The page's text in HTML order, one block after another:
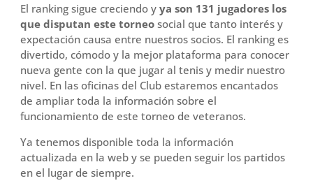
El ranking sigue creciendo yya son 131 jugadores los
que disputan este torneo social que tanto interés y
expectación causa entre nuestros socios. El ranking es
divertido, cómodo y la mejor plataforma para conocer
nueva gente con la que jugar al tenis y medir nuestro
nivel. En las oficinas del Club estaremos encantados
de ampliar toda la información sobre el
funcionamiento de este torneo de veteranos.
Ya tenemos disponible toda la información
actualizada en la web y se pueden seguir los partidos
en el lugar de siempre.